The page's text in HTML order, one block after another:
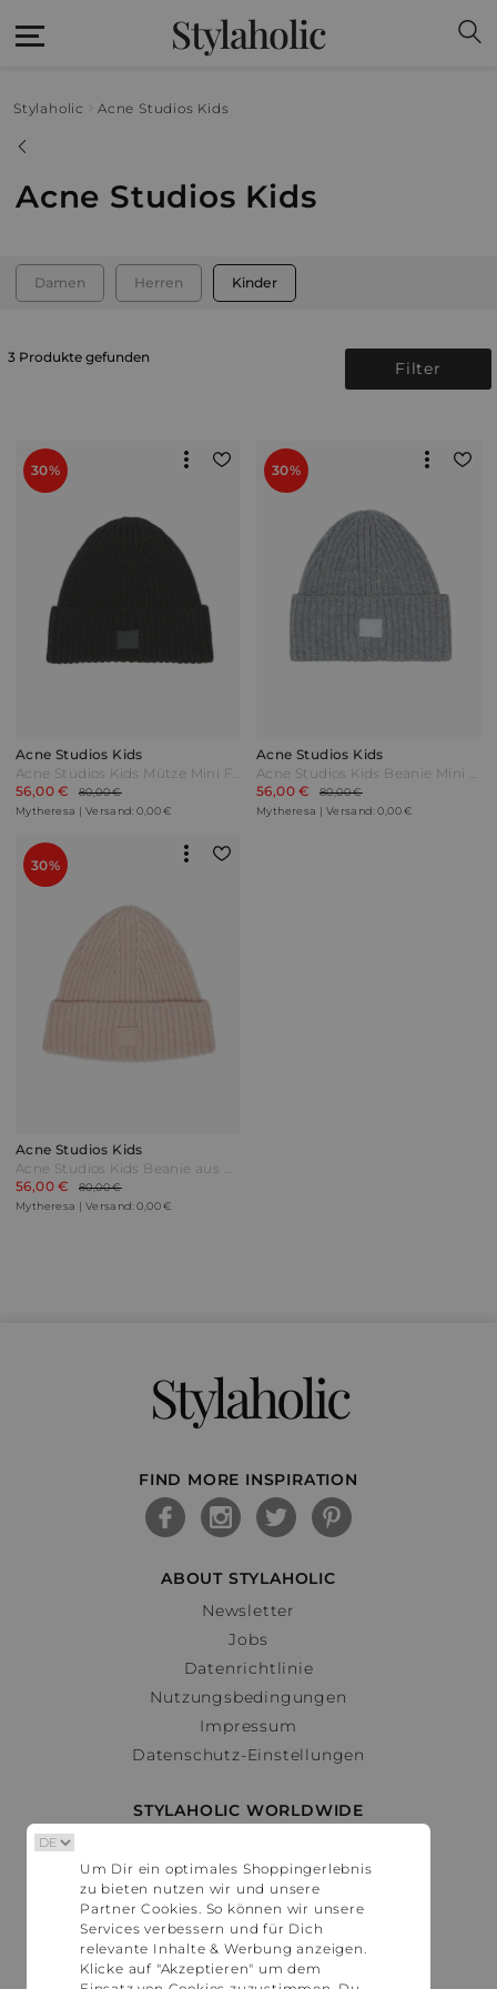
Stylaholic
Stylaholic Acne Studios Kids
Acne Studios Kids
Damen Herren Kinder
3 Produkte gefunden
Filter
30%
Acne Studios Kids
Acne Studios Kids Mütze Mini Face aus Wolle Schwarz
56,00 €
80,00 €
Mytheresa | Versand: 0,00 €
30%
Acne Studios Kids
Acne Studios Kids Beanie Mini Pansy N Face aus Wolle Grau
56,00 €
80,00 €
Mytheresa | Versand: 0,00 €
30%
Acne Studios Kids
Acne Studios Kids Beanie aus Wolle Pink
56,00 €
80,00 €
Mytheresa | Versand: 0,00 €
Stylaholic
FIND MORE INSPIRATION
ABOUT STYLAHOLIC
Newsletter
Jobs
Datenrichtlinie
Nutzungsbedingungen
Impressum
Datenschutz-Einstellungen
STYLAHOLIC WORLDWIDE
Österreich
Schweiz
France
United States
Um Dir ein optimales Shoppingerlebnis
zu bieten nutzen wir und unsere
Partner Cookies. So können wir unsere
Services verbessern und für Dich
relevante Inhalte & Werbung anzeigen.
Klicke auf "Akzeptieren" um dem